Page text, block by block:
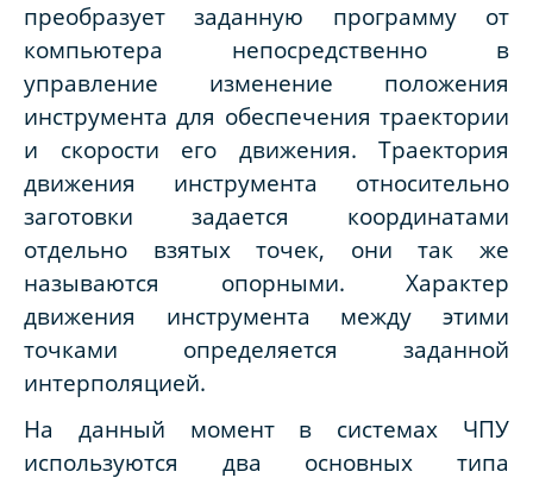
преобразует заданную программу от
компьютера непосредственно в
управление изменение положения
инструмента для обеспечения траектории
и скорости его движения. Траектория
движения инструмента относительно
заготовки задается координатами
отдельно взятых точек, они так же
называются опорными. Характер
движения инструмента между этими
точками определяется заданной
интерполяцией.
На данный момент в системах ЧПУ
используются два основных типа